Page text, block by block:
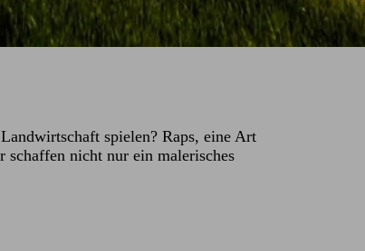
spielen? Raps, eine Art
schaffen nicht nur ein malerisches